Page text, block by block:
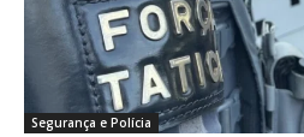
Segurança e Polícia